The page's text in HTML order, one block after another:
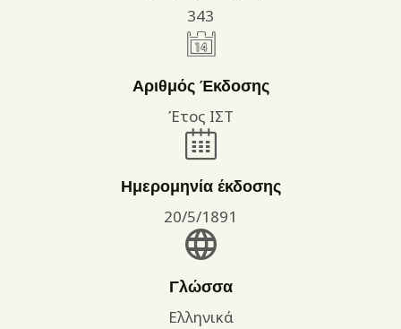
343
Αριθμός Έκδοσης
Έτος ΙΣΤ
Ημερομηνία έκδοσης
20/5/1891
Γλώσσα
Ελληνικά